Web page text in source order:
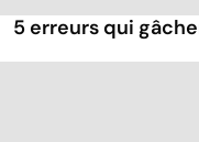
5 erreurs qui